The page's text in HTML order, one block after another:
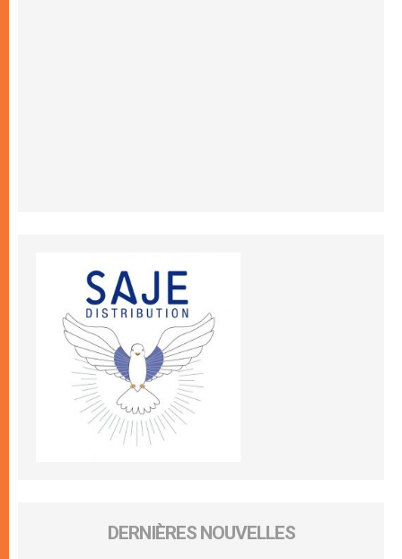
DERNIÈRES NOUVELLES